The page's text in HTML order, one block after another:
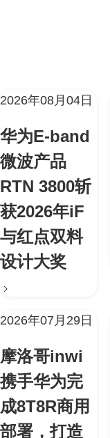
2026年08月04日
华为E-band
微波产品
RTN 3800斩
获2026年iF
与红点双料
设计大奖
2026年07月29日
摩洛哥inwi
携手华为完
成8T8R商用
部署，打造